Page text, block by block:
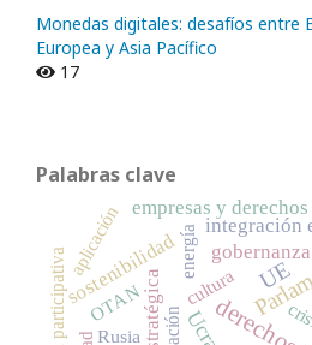
Monedas digitales: desafíos entre
Europea y Asia Pacífico
17
Palabras clave
UE
gobernanza
integración
empresas y
sostenibilidad
Rusia
cultura
energía
OTAN
aplicación